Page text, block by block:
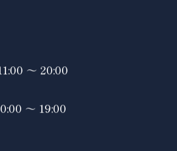
～ 20:00
～ 19:00